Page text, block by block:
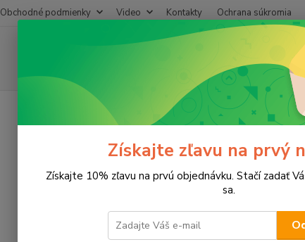
Obchodné podmienky Video Kontakty Ochrana súkromia
Spojka 20x1/2" VONZ HOBBY
Spojka 20x1/2" VONZ
Získajte zľavu na prvý
Získajte 10% zľavu na prvú objednávku. Stačí zadať
sa.